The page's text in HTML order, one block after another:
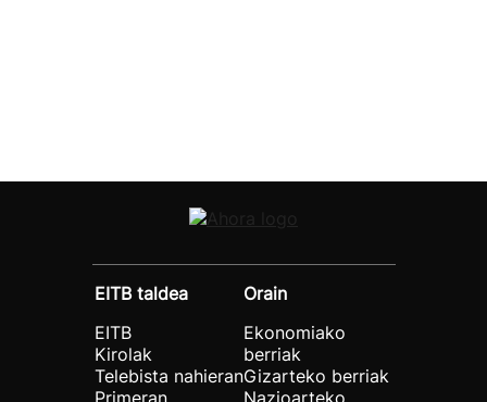
EITB taldea
EITB
Kirolak
Telebista nahieran
Primeran
Orain
Ekonomiako
berriak
Gizarteko berriak
Nazioarteko